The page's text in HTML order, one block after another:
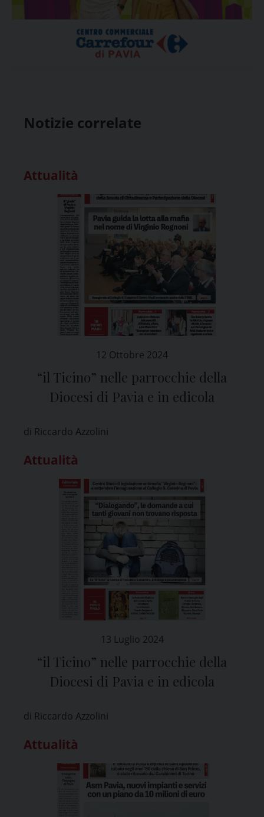
Notizie correlate
Attualità
12 Ottobre 2024
“il Ticino” nelle parrocchie della
Diocesi di Pavia e in edicola
di Riccardo Azzolini
Attualità
13 Luglio 2024
“il Ticino” nelle parrocchie della
Diocesi di Pavia e in edicola
di Riccardo Azzolini
Attualità